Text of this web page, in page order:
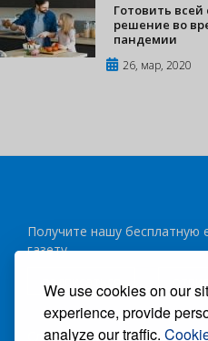
We use cookies on our
experience, provide
analyze our traffic.
Готовить всей
решение во
пандемии
26, мар, 2020
Получите нашу
газету
Следуйте за нами: